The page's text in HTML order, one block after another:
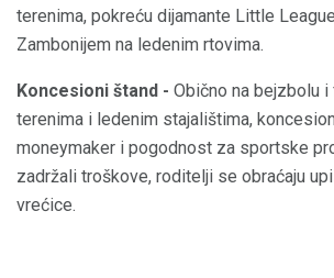
terenima, pokreću dijamante Little
Zambonijem na ledenim rtovima.
Koncesioni štand - Obično na bejzbolu
terenima i ledenim stajalištima,
moneymaker i pogodnost za sportske
zadržali troškove, roditelji se obraćaju
vrećice.